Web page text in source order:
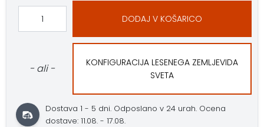
DODAJ V KOŠARICO
- ali -
KONFIGURACIJA LESENEGA ZEMLJEVIDA
SVETA
Dostava 1 - 5 dni. Odposlano v 24 urah. Ocena
dostave: 11.08. - 17.08.